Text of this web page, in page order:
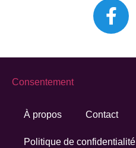
À propos Contact
Politique de confidentialité
Consentement